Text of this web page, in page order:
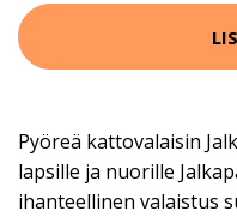
Pyöreä kattovalaisin
lapsille ja nuorille
ihanteellinen valaistus